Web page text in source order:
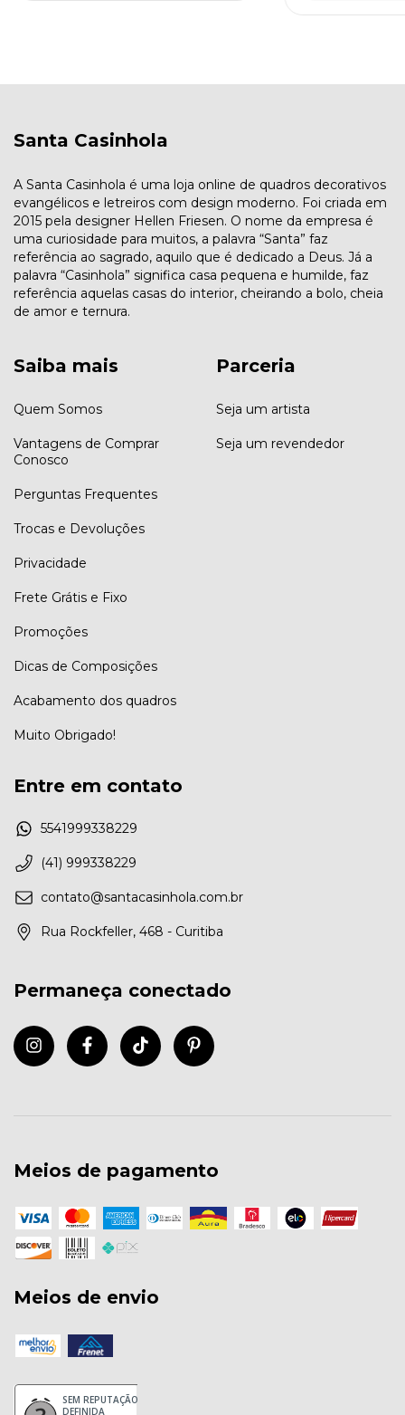
Santa Casinhola
A Santa Casinhola é uma loja online de quadros decorativos
evangélicos e letreiros com design moderno. Foi criada em
2015 pela designer Hellen Friesen. O nome da empresa é
uma curiosidade para muitos, a palavra “Santa” faz
referência ao sagrado, aquilo que é dedicado a Deus. Já a
palavra “Casinhola” significa casa pequena e humilde, faz
referência aquelas casas do interior, cheirando a bolo, cheia
de amor e ternura.
Saiba mais
Quem Somos
Vantagens de Comprar
Conosco
Perguntas Frequentes
Trocas e Devoluções
Privacidade
Frete Grátis e Fixo
Promoções
Dicas de Composições
Acabamento dos quadros
Muito Obrigado!
Parceria
Seja um artista
Seja um revendedor
Entre em contato
5541999338229
(41) 999338229
contato@santacasinhola.com.br
Rua Rockfeller, 468 - Curitiba
Permaneça conectado
Meios de pagamento
Meios de envio
SEM REPUTAÇÃO
DEFINIDA